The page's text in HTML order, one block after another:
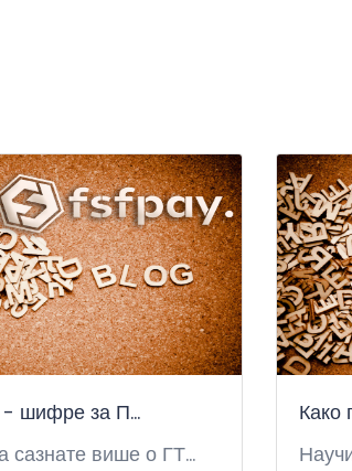
- шифре за П...
сазнате више о ГТ...
Како